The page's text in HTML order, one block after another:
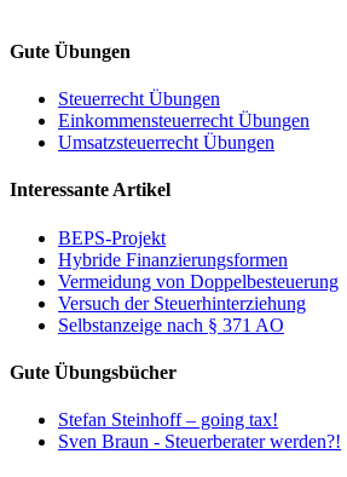
Gute Übungen
Steuerrecht Übungen
Einkommensteuerrecht Übungen
Umsatzsteuerrecht Übungen
Interessante Artikel
BEPS-Projekt
Hybride Finanzierungsformen
Vermeidung von Doppelbesteuerung
Versuch der Steuerhinterziehung
Selbstanzeige nach § 371 AO
Gute Übungsbücher
Stefan Steinhoff – going tax!
Sven Braun - Steuerberater werden?!